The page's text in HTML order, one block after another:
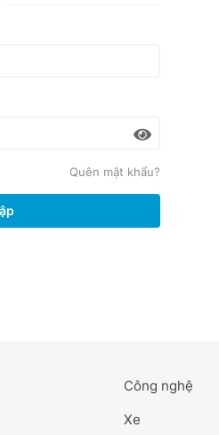
Quên mật khẩu?
Công nghệ
Xe